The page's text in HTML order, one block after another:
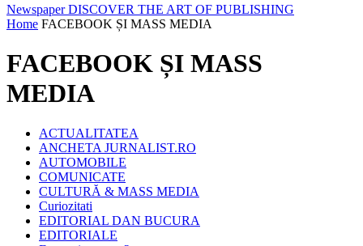
Newspaper DISCOVER THE ART OF PUBLISHING
Home FACEBOOK ȘI MASS MEDIA
FACEBOOK ȘI MASS
MEDIA
ACTUALITATEA
ANCHETA JURNALIST.RO
AUTOMOBILE
COMUNICATE
CULTURĂ & MASS MEDIA
Curiozitati
EDITORIAL DAN BUCURA
EDITORIALE